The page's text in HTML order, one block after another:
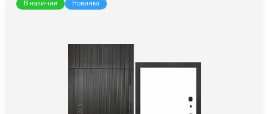
В наличии Новинка